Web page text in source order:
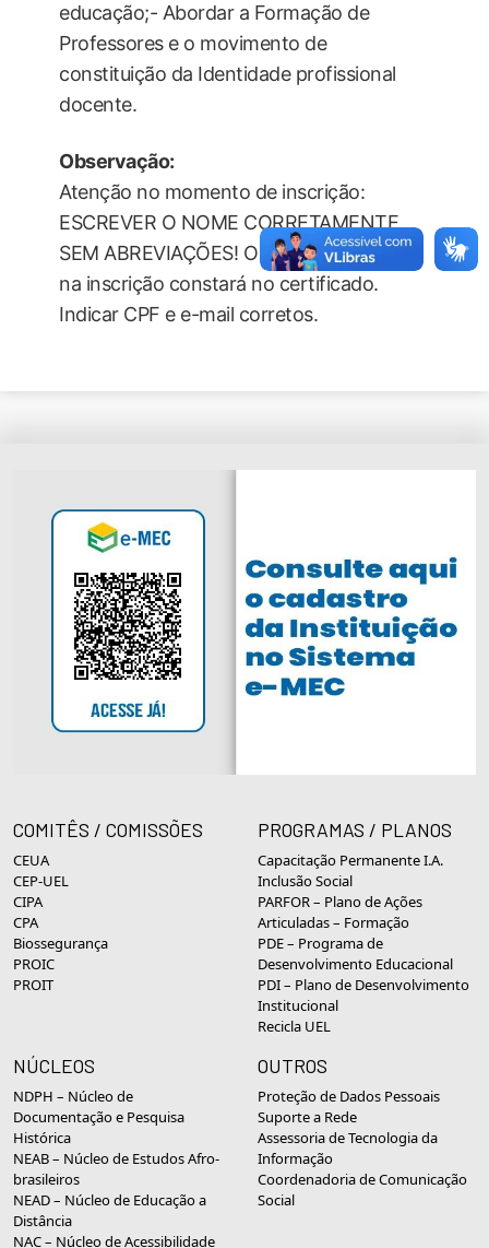
educação;- Abordar a Formação de
Professores e o movimento de
constituição da Identidade profissional
docente.
Observação:
Atenção no momento de inscrição:
ESCREVER O NOME CORRETAMENTE,
SEM ABREVIAÇÕES! O nome constante
na inscrição constará no certificado.
Indicar CPF e e-mail corretos.
COMITÊS / COMISSÕES
CEUA
CEP-UEL
CIPA
CPA
Biossegurança
PROIC
PROIT
PROGRAMAS / PLANOS
Capacitação Permanente I.A.
Inclusão Social
PARFOR – Plano de Ações
Articuladas – Formação
PDE – Programa de
Desenvolvimento Educacional
PDI – Plano de Desenvolvimento
Institucional
Recicla UEL
NÚCLEOS
NDPH – Núcleo de
Documentação e Pesquisa
Histórica
NEAB – Núcleo de Estudos Afro-
brasileiros
NEAD – Núcleo de Educação a
Distância
NAC – Núcleo de Acessibilidade
OUTROS
Proteção de Dados Pessoais
Suporte a Rede
Assessoria de Tecnologia da
Informação
Coordenadoria de Comunicação
Social